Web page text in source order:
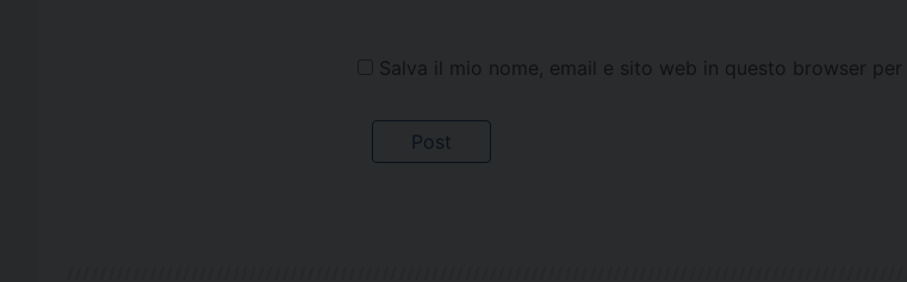
Salva il mio nome, email e sito web in questo browser